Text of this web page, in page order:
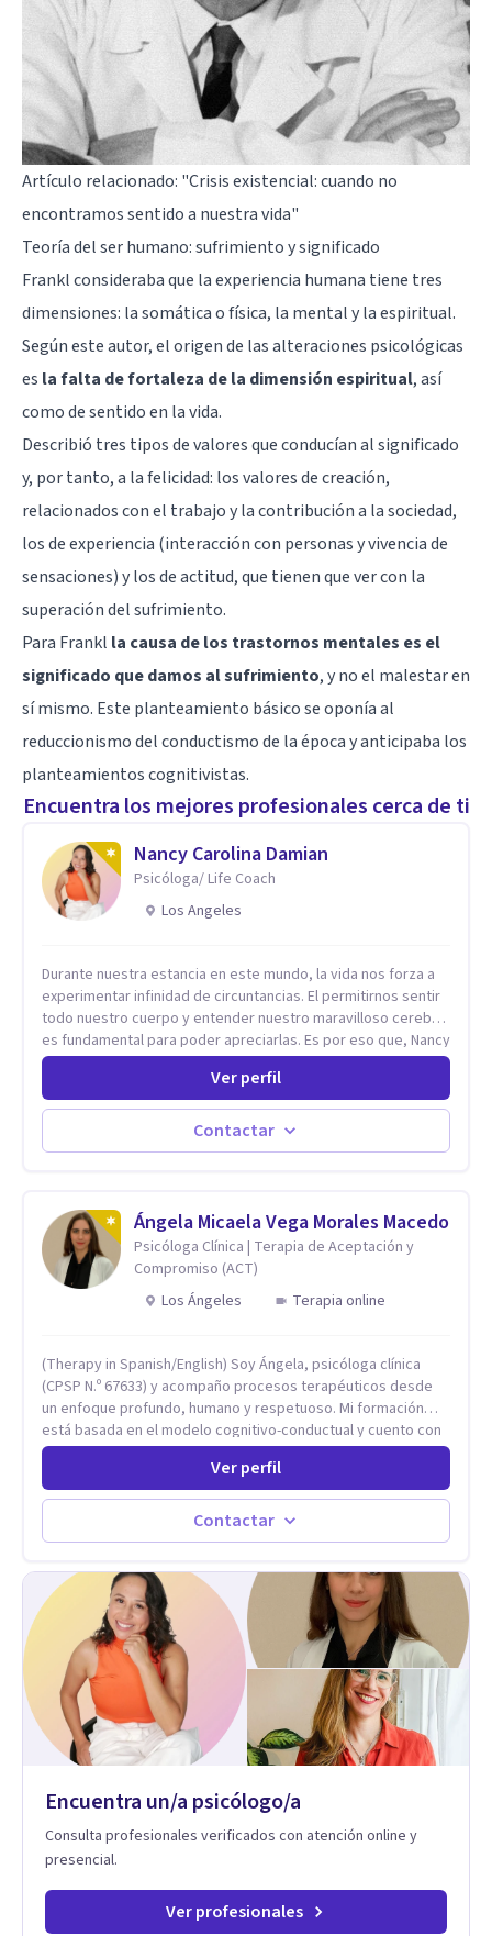
Artículo relacionado: "Crisis existencial: cuando no
encontramos sentido a nuestra vida"
Teoría del ser humano: sufrimiento y significado
Frankl consideraba que la experiencia humana tiene tres
dimensiones: la somática o física, la mental y la espiritual.
Según este autor, el origen de las alteraciones psicológicas
es la falta de fortaleza de la dimensión espiritual, así
como de sentido en la vida.
Describió tres tipos de valores que conducían al significado
y, por tanto, a la felicidad: los valores de creación,
relacionados con el trabajo y la contribución a la sociedad,
los de experiencia (interacción con personas y vivencia de
sensaciones) y los de actitud, que tienen que ver con la
superación del sufrimiento.
Para Frankl la causa de los trastornos mentales es el
significado que damos al sufrimiento, y no el malestar en
sí mismo. Este planteamiento básico se oponía al
reduccionismo del conductismo de la época y anticipaba los
planteamientos cognitivistas.
Encuentra los mejores profesionales cerca de ti
Nancy Carolina Damian
Psicóloga/ Life Coach
Los Angeles
Durante nuestra estancia en este mundo, la vida nos forza a
experimentar infinidad de circuntancias. El permitirnos sentir
todo nuestro cuerpo y entender nuestro maravilloso cerebro,
es fundamental para poder apreciarlas. Es por eso que, Nancy
Damian esta dispuesta a brindarte una mano amiga atravez de
herramientas fundamentales para crecer y fortalecer tu
mente, alma y SER. El cómo percibimos y manejamos
nuestros diarios sucesos es el detonator que nos lleva al
resultado de efectos impactantes que se nos quedaran
es derecho de toda la GENTE.
Ver perfil
Contactar
Ángela Micaela Vega Morales Macedo
Psicóloga Clínica | Terapia de Aceptación y
Compromiso (ACT)
Los Ángeles
Terapia online
(Therapy in Spanish/English) Soy Ángela, psicóloga clínica
(CPSP N.º 67633) y acompaño procesos terapéuticos desde
un enfoque profundo, humano y respetuoso. Mi formación
está basada en el modelo cognitivo-conductual y cuento con
especialización en Terapia de Aceptación y Compromiso
(ACT), formada en Fundación Foro, Argentina. Estos estudios,
junto con mi desarrollo profesional, me han permitido
construir una base sólida desde la cual acompaño cada
proceso con sensibilidad, criterio clínico y una mirada
Terapia de Aceptación y Compromiso (ACT), desde donde no
busco eliminar el malestar, sino transformar la relación que
tienes con lo que sientes y piensas. Acompaño a que puedas
sostener tu experiencia interna con mayor flexibilidad, sin
tener que luchar constantemente contigo. Integro también
herramientas como mindfulness, escritura terapéutica y
recursos creativos, que permiten acceder a niveles más
profundos de la experiencia, más allá de lo únicamente
racional.
Ver perfil
Contactar
Encuentra un/a psicólogo/a
Consulta profesionales verificados con atención online y
presencial.
Ver profesionales